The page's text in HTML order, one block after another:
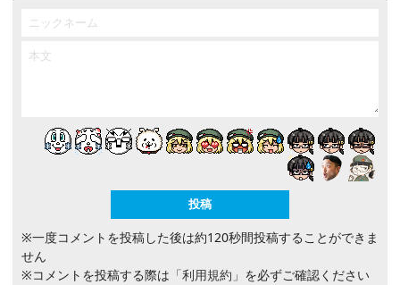
※一度コメントを投稿した後は約120秒間投稿することができま
せん
※コメントを投稿する際は 「利用規約」 を必ずご確認ください